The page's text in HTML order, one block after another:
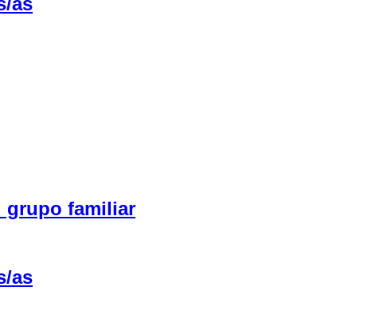
grupo familiar
as